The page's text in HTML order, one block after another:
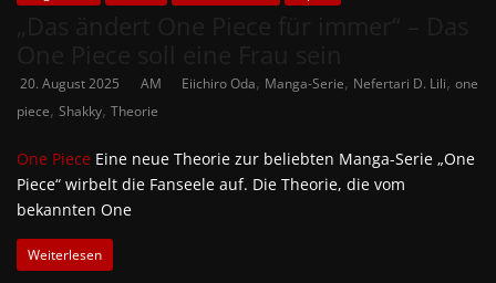
20. August 2025 AM Eiichiro Oda, Manga-Serie, Nefertari D. Lili, one
piece, Shakky, Theorie
One Piece Eine neue Theorie zur beliebten Manga-Serie „One
Piece“ wirbelt die Fanseele auf. Die Theorie, die vom
bekannten One
Weiterlesen